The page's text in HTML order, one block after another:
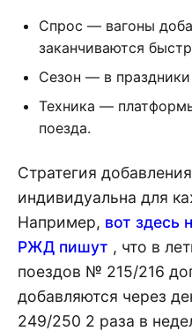
Спрос — вагоны
заканчиваются
Сезон — в
Техника —
поезда.
Стратегия
индивидуальна для
Например, вот здесь
РЖД пишут , что в
поездов № 215/216
добавляются через
249/250 2 раза в